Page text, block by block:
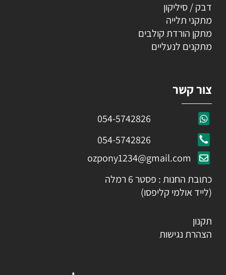
דבק / סיליקון
מתקני תלייה
מתקן הורדת קולבים
מתקנים לנעליים
צור קשר
054-5742826
054-5742826
ozpony1234@gmail.com
כתובת החנות : פסטר 6 רמלה
(לייד אולמי קליפסו)
תקנון
הצהרת נגישות